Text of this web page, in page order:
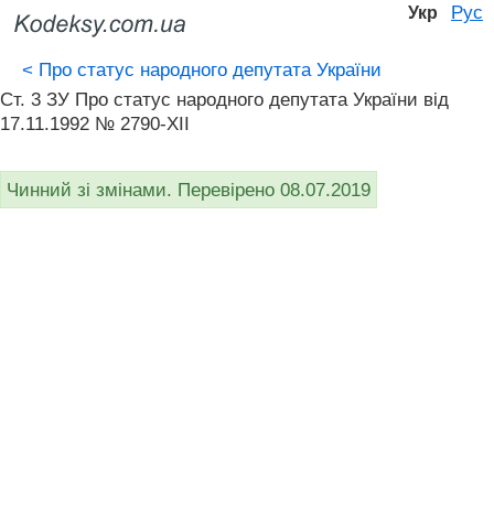
Укр Рус
< Про статус народного депутата України
Ст. 3 ЗУ Про статус народного депутата України від
17.11.1992 № 2790-XII
Чинний зі змінами. Перевірено 08.07.2019